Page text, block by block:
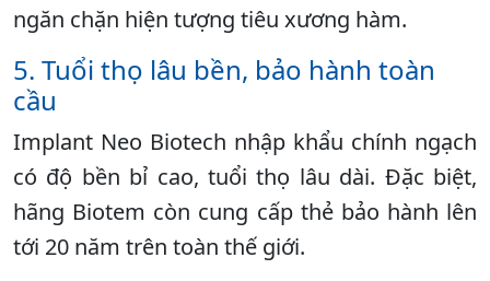
ngăn chặn hiện tượng tiêu xương hàm.
5. Tuổi thọ lâu bền, bảo hành toàn
cầu
Implant Neo Biotech nhập khẩu chính ngạch
có độ bền bỉ cao, tuổi thọ lâu dài. Đặc biệt,
hãng Biotem còn cung cấp thẻ bảo hành lên
tới 20 năm trên toàn thế giới.